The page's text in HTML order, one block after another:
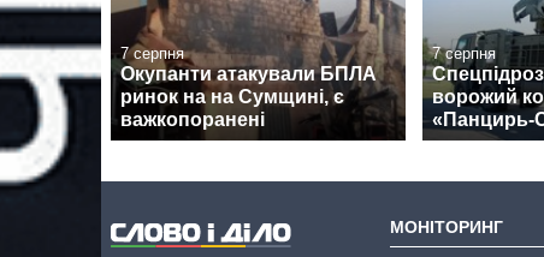
7 серпня
Окупанти атакували БПЛА
ринок на на Сумщині, є
важкопоранені
7 серпня
ворожий
«Панцирь-
МОНІТОРИНГ